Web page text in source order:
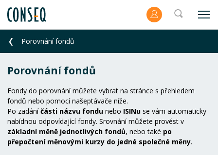
Porovnání fondů
Porovnání fondů
Fondy do porovnání můžete vybrat na stránce s přehledem
fondů nebo pomocí našeptávače níže.
Po zadáníčásti názvu fondu nebo ISINu se vám automaticky
nabídnou odpovídající fondy. Srovnání můžete provést v
základní měně jednotlivých fondů, nebo také po
přepočtení měnovými kurzy do jedné společné měny.